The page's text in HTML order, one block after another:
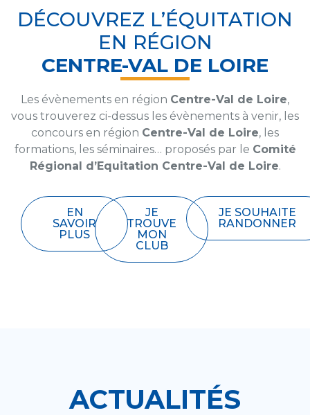
DÉCOUVREZ L’ÉQUITATION
EN RÉGION
CENTRE-VAL DE LOIRE
Les évènements en région Centre-Val de Loire,
vous trouverez ci-dessus les évènements à venir, les
concours en région Centre-Val de Loire, les
formations, les séminaires… proposés par le Comité
Régional d’Equitation Centre-Val de Loire.
EN
SAVOIR
PLUS
JE
TROUVE
MON
CLUB
JE SOUHAITE
RANDONNER
ACTUALITÉS